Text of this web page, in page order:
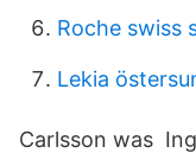
Roche swiss
Lekia
Carlsson was